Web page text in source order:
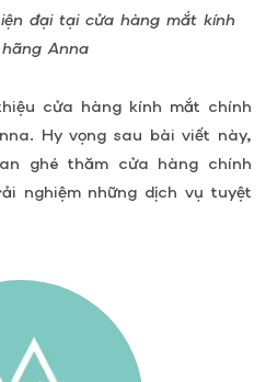
đại tại cửa hàng mắt kính
Anna
cửa hàng kính mắt chính
Hy vọng sau bài viết này,
ghé thăm cửa hàng chính
nghiệm những dịch vụ tuyệt